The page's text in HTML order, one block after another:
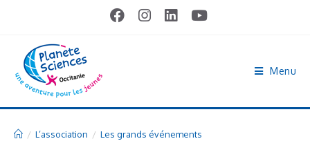
Menu
/ L’association / Les grands événements